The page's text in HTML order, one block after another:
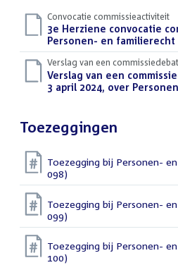
Convocatie commissieactiviteit
Download
bestand:
3e Herziene convocatie
Personen- en familierecht
Verslag van een commissiedebat
Download
bestand:
Verslag van een
3 april 2024, over
Toezeggingen
Toezegging bij Personen-
098)
Toezegging bij Personen-
099)
Toezegging bij Personen-
100)